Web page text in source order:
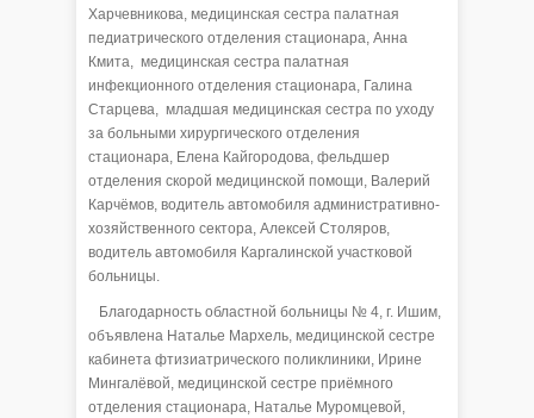
Харчевникова, медицинская сестра палатная
педиатрического отделения стационара, Анна
Кмита, медицинская сестра палатная
инфекционного отделения стационара, Галина
Старцева, младшая медицинская сестра по уходу
за больными хирургического отделения
стационара, Елена Кайгородова, фельдшер
отделения скорой медицинской помощи, Валерий
Карчёмов, водитель автомобиля административно-
хозяйственного сектора, Алексей Столяров,
водитель автомобиля Каргалинской участковой
больницы.
Благодарность областной больницы № 4, г. Ишим,
объявлена Наталье Мархель, медицинской сестре
кабинета фтизиатрического поликлиники, Ирине
Мингалёвой, медицинской сестре приёмного
отделения стационара, Наталье Муромцевой,